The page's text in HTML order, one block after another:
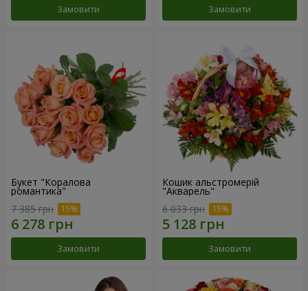
Замовити Замовити
Букет "Коралова
романтика"
7 385 грн
Замовити
Кошик альстромерій
"Акварель"
6 033 грн
Замовити